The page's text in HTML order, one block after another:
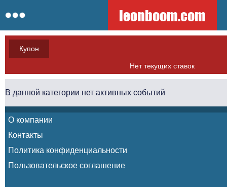
leonboom.com
Купон
Нет текущих ставок
В данной категории нет активных событий
О компании
Контакты
Политика конфиденциальности
Пользовательское соглашение